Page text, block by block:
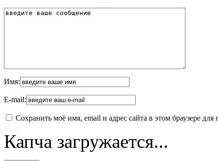
Имя:
E-mail:
Сохранить моё имя, email и адрес сайта в этом браузере
Капча загружается...